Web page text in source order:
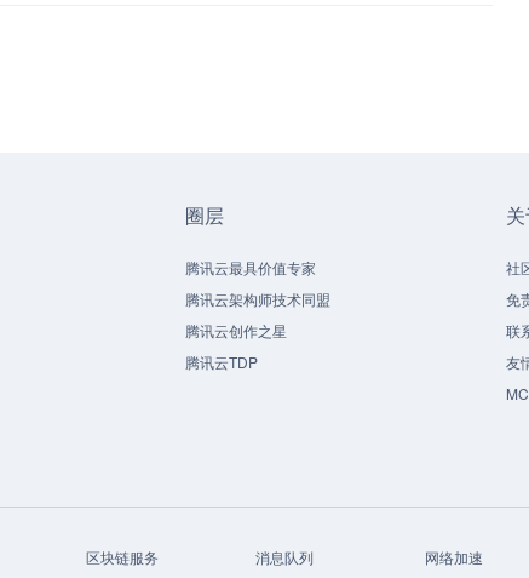
圈层
腾讯云最具价值专家
腾讯云架构师技术同盟
腾讯云创作之星
腾讯云TDP
社
免
联
友
区块链服务 消息队列 网络加速